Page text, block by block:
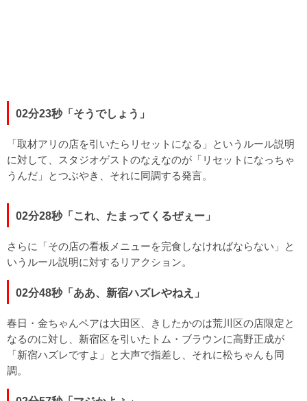
02分23秒「そうでしょう」
「取材アリの店を引いたらリセットになる」というルール説明
に対して、スタジオゲストのなえなのが「リセットになっちゃ
うんだ」とつぶやき、それに同調する発言。
02分28秒「これ、たまってくるぜぇー」
さらに「その店の看板メニューを完食しなければならない」と
いうルール説明に対するリアクション。
02分48秒「ああ、新宿ハズレやねえ」
春日・金ちゃんペアは大田区、きしたかのは荒川区の店限定と
なるのに対し、新宿区を引いたトム・ブラウンに高野正成が
「新宿ハズレですよ」と大声で指差し、それに松ちゃんも同
調。